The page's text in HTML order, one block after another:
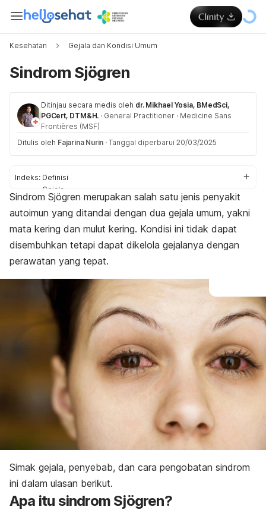
Kesehatan Gejala dan Kondisi Umum
Sindrom Sjögren
Ditinjau secara medis oleh dr. Mikhael Yosia, BMedSci,
PGCert, DTM&H. · General Practitioner · Medicine Sans
Frontières (MSF)
Ditulis oleh Fajarina Nurin · Tanggal diperbarui 20/03/2025
Indeks: Definisi
Gejala
Penyebab
Faktor risiko
Diagnosis
Pengobatan
Perawatan rumahan
Sindrom Sjögren merupakan salah satu jenis penyakit
autoimun yang ditandai dengan dua gejala umum, yakni
mata kering dan mulut kering. Kondisi ini tidak dapat
disembuhkan tetapi dapat dikelola gejalanya dengan
perawatan yang tepat.
Simak gejala, penyebab, dan cara pengobatan sindrom
ini dalam ulasan berikut.
Apa itu sindrom Sjögren?